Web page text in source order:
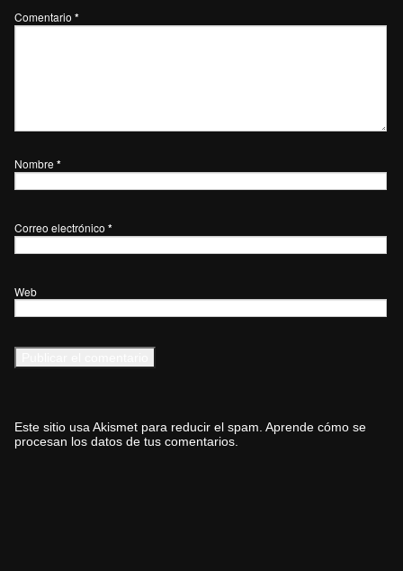
Comentario *
Nombre *
Correo electrónico *
Web
Este sitio usa Akismet para reducir el spam. Aprende cómo se
procesan los datos de tus comentarios.